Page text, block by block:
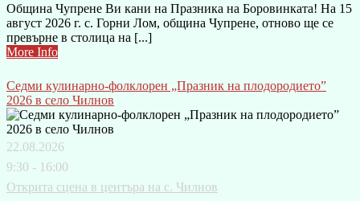
Община Чупрене Ви кани на Празника на Боровинката! На 15
август 2026 г. с. Горни Лом, община Чупрене, отново ще се
превърне в столица на [...]
More Info
Седми кулинарно-фолклорен „Празник на плодородието”
2026 в село Чилнов
22.08.2026
9:30 - 16:00
Открита сцена в центъра на с. Чилнов